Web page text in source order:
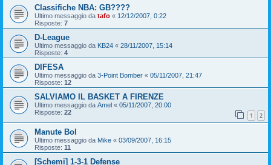
Classifiche NBA: GB????
Ultimo messaggio da tafo « 12/12/2007, 0:22
Risposte: 7
D-League
Ultimo messaggio da KB24 « 28/11/2007, 15:14
Risposte: 4
DIFESA
Ultimo messaggio da 3-Point Bomber « 05/11/2007, 21:47
Risposte: 12
SALVIAMO IL BASKET A FIRENZE
Ultimo messaggio da Amel « 05/11/2007, 20:00
Risposte: 22 1 2
Manute Bol
Ultimo messaggio da Mike « 03/09/2007, 16:15
Risposte: 11
[Schemi] 1-3-1 Defense